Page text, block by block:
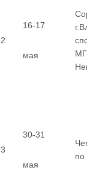
2
16-17
мая
3
30-31
мая
по